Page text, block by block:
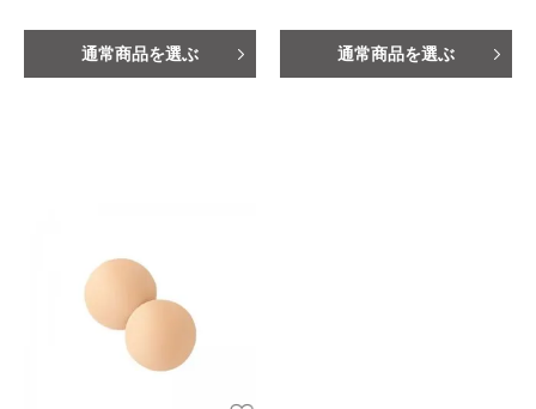
通常商品を選ぶ 通常商品を選ぶ